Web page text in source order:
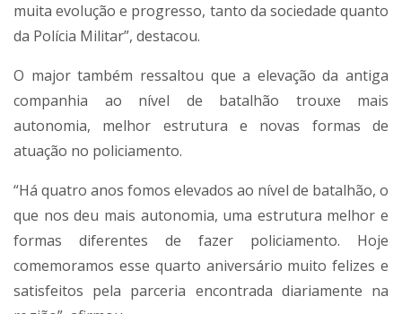
muita evolução e progresso, tanto da sociedade quanto
da Polícia Militar”, destacou.
O major também ressaltou que a elevação da antiga
companhia ao nível de batalhão trouxe mais
autonomia, melhor estrutura e novas formas de
atuação no policiamento.
“Há quatro anos fomos elevados ao nível de batalhão, o
que nos deu mais autonomia, uma estrutura melhor e
formas diferentes de fazer policiamento. Hoje
comemoramos esse quarto aniversário muito felizes e
satisfeitos pela parceria encontrada diariamente na